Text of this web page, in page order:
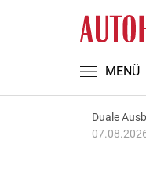
MENÜ
Duale